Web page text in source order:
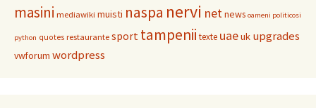
masini mediawiki muisti naspa nervi netnews oameni politicosi
python quotes restaurante sport tampenii texte uaeuk upgrades
vwforum wordpress